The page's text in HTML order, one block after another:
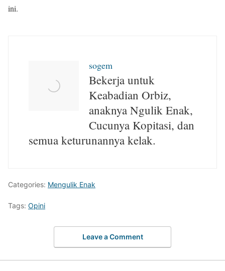
ini.
sogem
Bekerja untuk
Keabadian Orbiz,
anaknya Ngulik Enak,
Cucunya Kopitasi, dan
semua keturunannya kelak.
Categories: Mengulik Enak
Tags: Opini
Leave a Comment